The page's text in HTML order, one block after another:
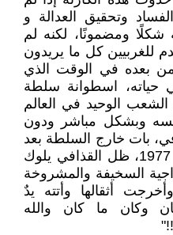
وتحقيق العدالة و
شكلًا ومضمونًا، لكنه لم
للغربيين كل ما يريدون
من بعده في الوقت الذي
حياته، اسطوانة سلطة
الوحيد في العالم
وبشكل مباشر ودون
بات خارج السلطة بعد
أن سلمها للشعب يدًا بيد عام 1977، ظل القذافي يلوك
السخيفة والمشروخة
أثقالها وأتته يدٌ
وكان ما كان والله